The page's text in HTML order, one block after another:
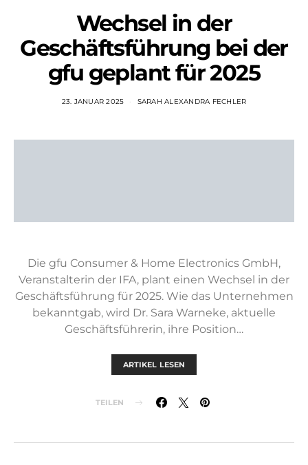
Wechsel in der
Geschäftsführung bei der
gfu geplant für 2025
23. JANUAR 2025 SARAH ALEXANDRA FECHLER
Die gfu Consumer & Home Electronics GmbH,
Veranstalterin der IFA, plant einen Wechsel in der
Geschäftsführung für 2025. Wie das Unternehmen
bekanntgab, wird Dr. Sara Warneke, aktuelle
Geschäftsführerin, ihre Position…
ARTIKEL LESEN
TEILEN